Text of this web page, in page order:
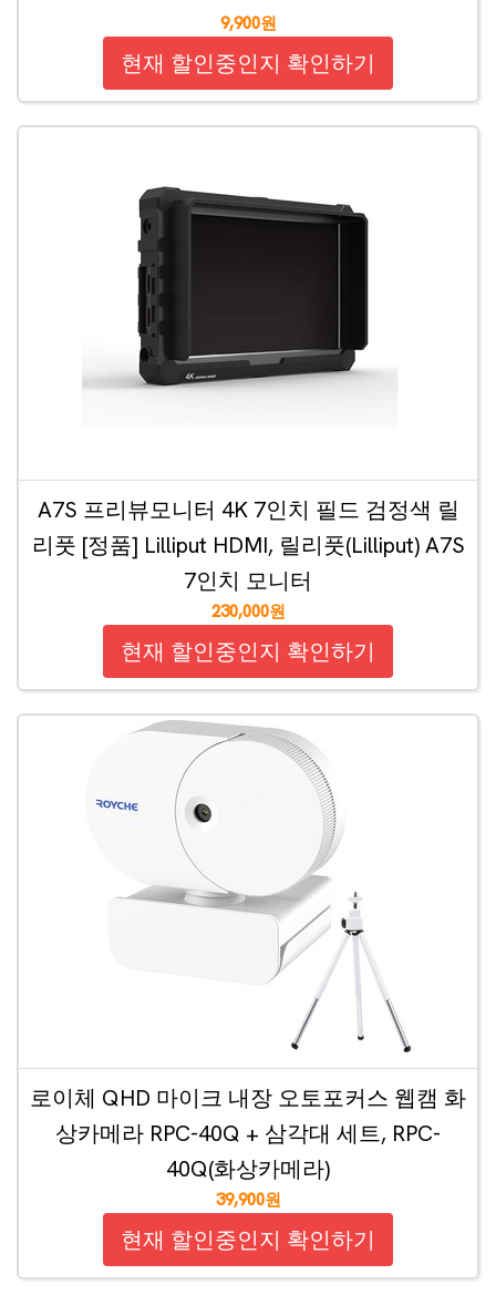
9,900원
현재 할인중인지 확인하기
A7S 프리뷰모니터 4K 7인치 필드 검정색 릴
리풋 [정품] Lilliput HDMI, 릴리풋(Lilliput) A7S
7인치 모니터
230,000원
현재 할인중인지 확인하기
로이체 QHD 마이크 내장 오토포커스 웹캠 화
상카메라 RPC-40Q + 삼각대 세트, RPC-
40Q(화상카메라)
39,900원
현재 할인중인지 확인하기